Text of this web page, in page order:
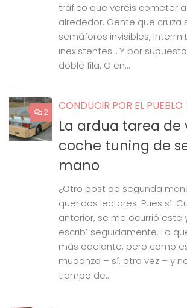
tráfico que veréis cometer
alrededor. Gente que cruza
semáforos invisibles,
inexistentes… Y por
doble fila. O en...
2 CONDUCIR POR EL PUEBLO
La ardua tarea de
coche tuning de
mano
¿Otro post de segunda
queridos lectores. Pues sí.
anterior, se me ocurrió este
escribí seguidamente. Lo
más adelante, pero como
mudanza – sí, otra vez – y
tiempo de...